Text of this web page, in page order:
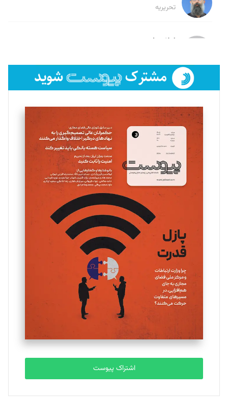
تحریریه
لیلا حنارود
فائزه فتحی رستمی
تحریریه
سروش کرمیان
تحریریه
مینا پاکدل
یسنا امان‌پور
تحریریه
ملینا جعفری
تحریریه
مصطفی مسجدی آرانی
تحریریه
بابک نقاش
تحریریه
اشتراک پیوست